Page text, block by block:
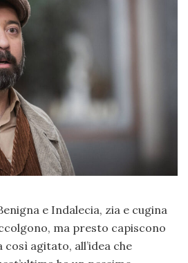
e Indalecia, zia e cugina
ma presto capiscono
agitato, all’idea che